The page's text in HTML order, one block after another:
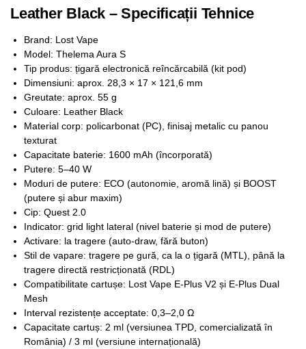
Leather Black – Specificații Tehnice
Brand: Lost Vape
Model: Thelema Aura S
Tip produs: țigară electronică reîncărcabilă (kit pod)
Dimensiuni: aprox. 28,3 × 17 × 121,6 mm
Greutate: aprox. 55 g
Culoare: Leather Black
Material corp: policarbonat (PC), finisaj metalic cu panou
texturat
Capacitate baterie: 1600 mAh (încorporată)
Putere: 5–40 W
Moduri de putere: ECO (autonomie, aromă lină) și BOOST
(putere și abur maxim)
Cip: Quest 2.0
Indicator: grid light lateral (nivel baterie și mod de putere)
Activare: la tragere (auto-draw, fără buton)
Stil de vapare: tragere pe gură, ca la o țigară (MTL), până la
tragere directă restricționată (RDL)
Compatibilitate cartușe: Lost Vape E-Plus V2 și E-Plus Dual
Mesh
Interval rezistențe acceptate: 0,3–2,0 Ω
Capacitate cartuș: 2 ml (versiunea TPD, comercializată în
România) / 3 ml (versiune internațională)